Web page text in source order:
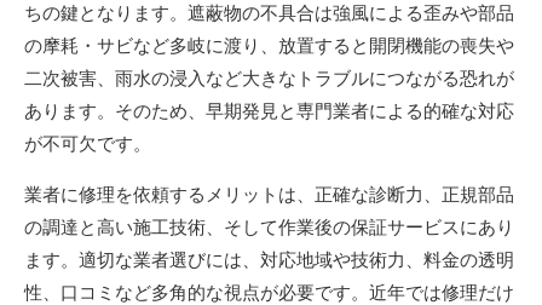
ちの鍵となります。遮蔽物の不具合は強風による歪みや部品
の摩耗・サビなど多岐に渡り、放置すると開閉機能の喪失や
二次被害、雨水の浸入など大きなトラブルにつながる恐れが
あります。そのため、早期発見と専門業者による的確な対応
が不可欠です。
業者に修理を依頼するメリットは、正確な診断力、正規部品
の調達と高い施工技術、そして作業後の保証サービスにあり
ます。適切な業者選びには、対応地域や技術力、料金の透明
性、口コミなど多角的な視点が必要です。近年では修理だけ